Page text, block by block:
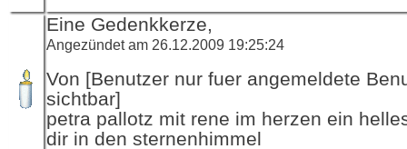
Eine Gedenkkerze,
Angezündet am 26.12.2009 19:25:24
Von [Benutzer nur fuer angemeldete
sichtbar]
petra pallotz mit rene im herzen ein
dir in den sternenhimmel